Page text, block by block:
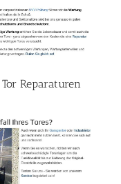
Reparaturen